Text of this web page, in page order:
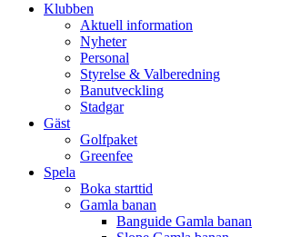
Klubben
Aktuell information
Nyheter
Personal
Styrelse & Valberedning
Banutveckling
Stadgar
Gäst
Golfpaket
Greenfee
Spela
Boka starttid
Gamla banan
Banguide Gamla banan